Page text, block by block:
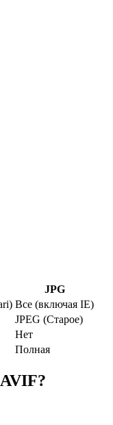
JPG
Все (включая IE)
JPEG (Старое)
Нет
Полная